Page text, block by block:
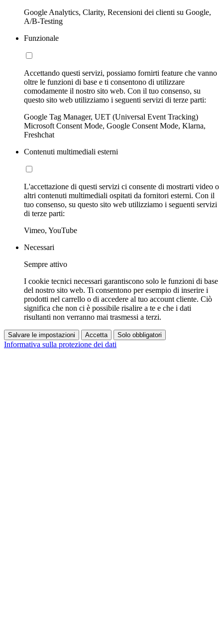
Google Analytics, Clarity, Recensioni dei clienti su Google,
A/B-Testing
Funzionale
Accettando questi servizi, possiamo fornirti feature che vanno
oltre le funzioni di base e ti consentono di utilizzare
comodamente il nostro sito web. Con il tuo consenso, su
questo sito web utilizziamo i seguenti servizi di terze parti:
Google Tag Manager, UET (Universal Event Tracking)
Microsoft Consent Mode, Google Consent Mode, Klarna,
Freshchat
Contenuti multimediali esterni
L'accettazione di questi servizi ci consente di mostrarti video o
altri contenuti multimediali ospitati da fornitori esterni. Con il
tuo consenso, su questo sito web utilizziamo i seguenti servizi
di terze parti:
Vimeo, YouTube
Necessari
Sempre attivo
I cookie tecnici necessari garantiscono solo le funzioni di base
del nostro sito web. Ti consentono per esempio di inserire i
prodotti nel carrello o di accedere al tuo account cliente. Ciò
significa che non ci è possibile risalire a te e che i dati
risultanti non verranno mai trasmessi a terzi.
Salvare le impostazioni Accetta Solo obbligatori
Informativa sulla protezione dei dati